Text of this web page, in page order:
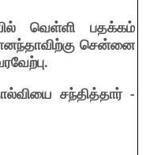
வெள்ளி பதக்கம்
சென்னை
சந்தித்தார் -